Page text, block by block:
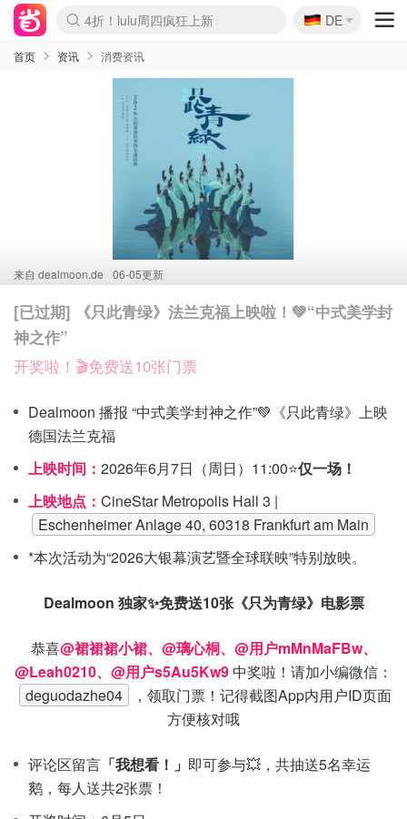
Boticinal 夏促开抢！
4折！lulu周四疯狂上新
还没结束！&OtherStories大促
Joybuy变相75折 随时失效
速领！Stanley独家85折
疑似霸哥！Camper额外叠85折
Zalando 奥莱闪促！每日更新
Moncler反季囤！5折起+叠9折
Coach Brooklyn仅€192
🇩🇪
DE
首页 资讯 消费资讯
来自 dealmoon.de 06-05更新
[已过期] 《只此青绿》法兰克福上映啦！💚“中式美学封
神之作”
开奖啦！🎬免费送10张门票
Dealmoon 播报 “中式美学封神之作”💚《只此青绿》上映
德国法兰克福
上映时间： 2026年6月7日（周日）11:00⭐仅一场！
上映地点： CineStar Metropolis Hall 3 |
Eschenheimer Anlage 40, 60318 Frankfurt am Main
*本次活动为“2026大银幕演艺暨全球联映”特别放映。
Dealmoon 独家✨免费送10张《只为青绿》电影票
恭喜@裙裙裙小裙、@璃心桐、@用户mMnMaFBw、
@Leah0210、@用户s5Au5Kw9 中奖啦！请加小编微信：
deguodazhe04
，领取门票！记得截图App内用户ID页面
方便核对哦
评论区留言 「我想看！」 即可参与💥，共抽送5名幸运
鹅，每人送共2张票！